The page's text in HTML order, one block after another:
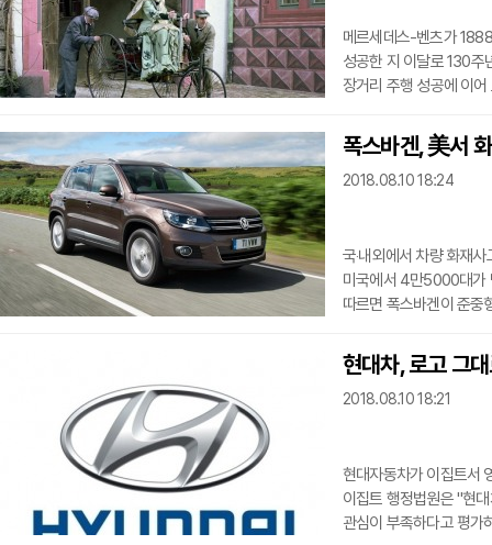
메르세데스-벤츠가
성공한 지 이달로 130주년을 맞았다. 메르세데스-벤츠
장거리 주행 성공에 이
▲130년 전 첫 장거리 주행 성공자
세계 최초의 장거리 주
모터바겐(Patent
폭스바겐, 美서
2018.08.10 18:24
국‧내외에서 차량 화재
미국에서 4만5000대가 넘는 차량을 리콜
따르면 폭스바겐이 준
차량의 선루프에 장착된
해당 결함으로 인해 발생한 차
시작되고 관련 비용은 폭스바겐이 부담한다. 한
현대차, 로고 그
2018.08.10 18:21
현대자동차가 이집트서
이집트 행정법원은 "현
관심이 부족하다고 평가